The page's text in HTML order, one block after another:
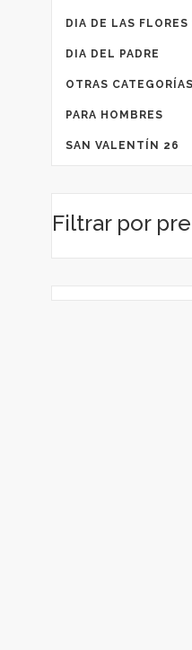
DIA DE LAS
DIA DEL PADRE
OTRAS CATEGORÍAS
PARA HOMBRES
SAN VALENTÍN 26
Filtrar por